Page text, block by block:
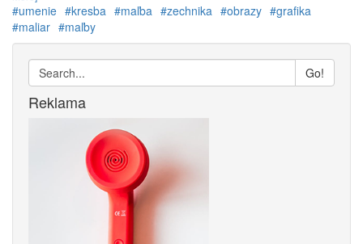
#umenie #kresba #maľba #zechnika #obrazy #grafika
#maliar #maľby
Go!
Reklama